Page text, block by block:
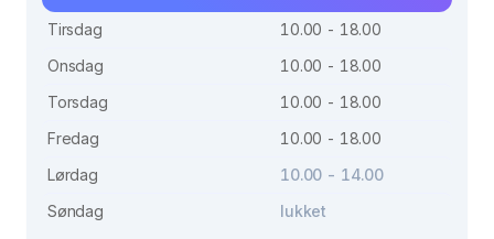
Tirsdag
10.00 - 18.00
Onsdag
10.00 - 18.00
Torsdag
10.00 - 18.00
Fredag
10.00 - 18.00
Lørdag
10.00 - 14.00
Søndag
lukket